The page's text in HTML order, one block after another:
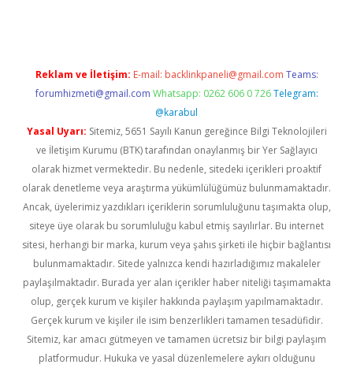
Reklam ve İletişim: E-mail: backlinkpaneli@gmail.com Teams:
forumhizmeti@gmail.com Whatsapp: 0262 606 0 726 Telegram:
@karabul
Yasal Uyarı: Sitemiz, 5651 Sayılı Kanun gereğince Bilgi Teknolojileri
ve İletişim Kurumu (BTK) tarafından onaylanmış bir Yer Sağlayıcı
olarak hizmet vermektedir. Bu nedenle, sitedeki içerikleri proaktif
olarak denetleme veya araştırma yükümlülüğümüz bulunmamaktadır.
Ancak, üyelerimiz yazdıkları içeriklerin sorumluluğunu taşımakta olup,
siteye üye olarak bu sorumluluğu kabul etmiş sayılırlar. Bu internet
sitesi, herhangi bir marka, kurum veya şahıs şirketi ile hiçbir bağlantısı
bulunmamaktadır. Sitede yalnızca kendi hazırladığımız makaleler
paylaşılmaktadır. Burada yer alan içerikler haber niteliği taşımamakta
olup, gerçek kurum ve kişiler hakkında paylaşım yapılmamaktadır.
Gerçek kurum ve kişiler ile isim benzerlikleri tamamen tesadüfidir.
Sitemiz, kar amacı gütmeyen ve tamamen ücretsiz bir bilgi paylaşım
platformudur. Hukuka ve yasal düzenlemelere aykırı olduğunu